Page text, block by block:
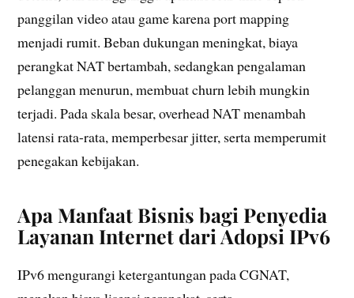
panggilan video atau game karena port mapping
menjadi rumit. Beban dukungan meningkat, biaya
perangkat NAT bertambah, sedangkan pengalaman
pelanggan menurun, membuat churn lebih mungkin
terjadi. Pada skala besar, overhead NAT menambah
latensi rata-rata, memperbesar jitter, serta memperumit
penegakan kebijakan.
Apa Manfaat Bisnis bagi Penyedia
Layanan Internet dari Adopsi IPv6
IPv6 mengurangi ketergantungan pada CGNAT,